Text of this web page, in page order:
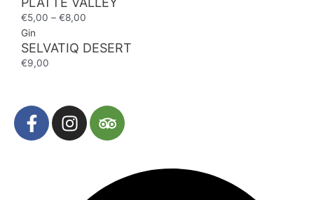
€5,00 – €8,00
Gin
SELVATIQ DESERT
€9,00
F
a
I
n
T
r
a